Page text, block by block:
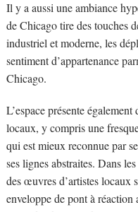
Il y a aussi une ambiance
de Chicago tire des touches
industriel et moderne, les
sentiment d’appartenance
Chicago.
L’espace présente
locaux, y compris une
qui est mieux reconnue par
ses lignes abstraites. Dans
des œuvres d’artistes locaux
enveloppe de pont à réaction